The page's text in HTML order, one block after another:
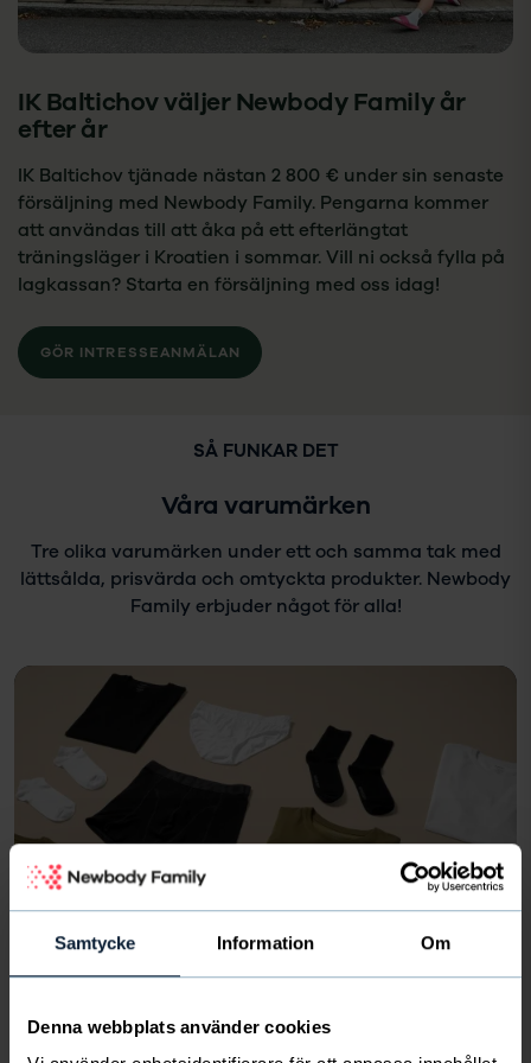
Samtycke Information Om
Denna webbplats använder cookies
IK Baltichov väljer Newbody Family år
efter år
IK Baltichov tjänade nästan 2 800 € under sin senaste
försäljning med Newbody Family. Pengarna kommer
att användas till att åka på ett efterlängtat
träningsläger i Kroatien i sommar. Vill ni också fylla på
lagkassan? Starta en försäljning med oss idag!
GÖR INTRESSEANMÄLAN
SÅ FUNKAR DET
Våra varumärken
Tre olika varumärken under ett och samma tak med
lättsålda, prisvärda och omtyckta produkter. Newbody
Family erbjuder något för alla!